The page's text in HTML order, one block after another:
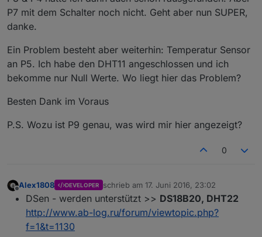
P7 mit dem Schalter noch nicht. Geht aber nun SUPER,
danke.
Ein Problem besteht aber weiterhin: Temperatur Sensor
an P5. Ich habe den DHT11 angeschlossen und ich
bekomme nur Null Werte. Wo liegt hier das Problem?
Besten Dank im Voraus
P.S. Wozu ist P9 genau, was wird mir hier angezeigt?
0
Offline
Alex1808 DEVELOPER schrieb am 17. Juni 2016, 23:02
zuletzt editiert von
DSen - werden unterstützt >> DS18B20, DHT22
http://www.ab-log.ru/forum/viewtopic.php?
f=1&t=1130